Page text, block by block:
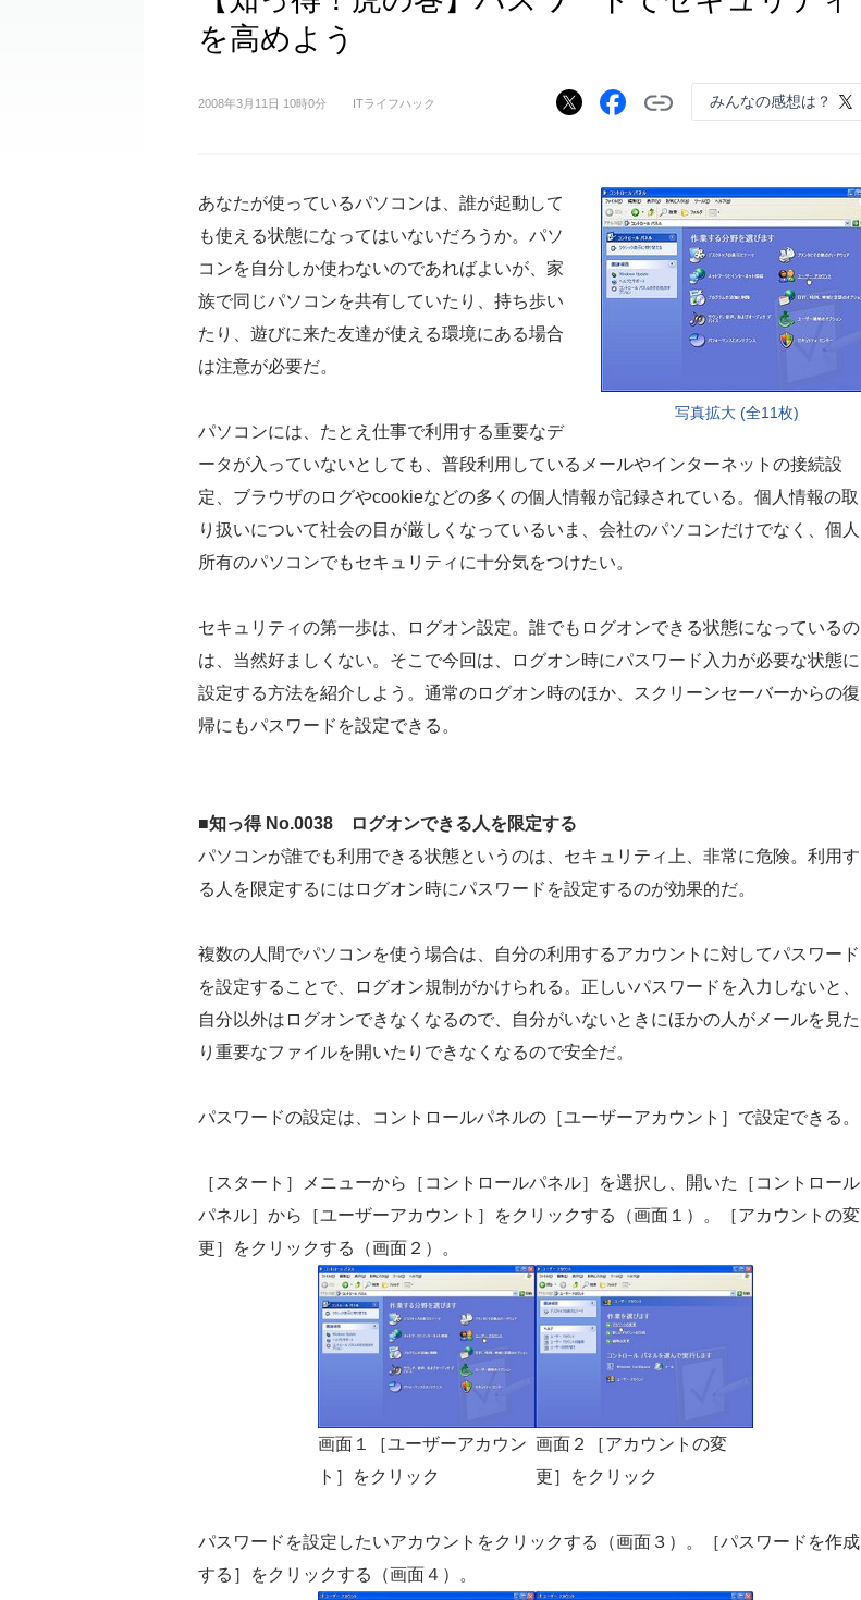
を高めよう
2008年3月11日 10時0分 ITライフハック みんなの感想は？
写真拡大 (全11枚)
あなたが使っているパソコンは、誰が起動して
も使える状態になってはいないだろうか。パソ
コンを自分しか使わないのであればよいが、家
族で同じパソコンを共有していたり、持ち歩い
たり、遊びに来た友達が使える環境にある場合
は注意が必要だ。
パソコンには、たとえ仕事で利用する重要なデ
ータが入っていないとしても、普段利用しているメールやインターネットの接続設
定、ブラウザのログやcookieなどの多くの個人情報が記録されている。個人情報の取
り扱いについて社会の目が厳しくなっているいま、会社のパソコンだけでなく、個人
所有のパソコンでもセキュリティに十分気をつけたい。
セキュリティの第一歩は、ログオン設定。誰でもログオンできる状態になっているの
は、当然好ましくない。そこで今回は、ログオン時にパスワード入力が必要な状態に
設定する方法を紹介しよう。通常のログオン時のほか、スクリーンセーバーからの復
帰にもパスワードを設定できる。
■知っ得 No.0038 ログオンできる人を限定する
パソコンが誰でも利用できる状態というのは、セキュリティ上、非常に危険。利用す
る人を限定するにはログオン時にパスワードを設定するのが効果的だ。
複数の人間でパソコンを使う場合は、自分の利用するアカウントに対してパスワード
を設定することで、ログオン規制がかけられる。正しいパスワードを入力しないと、
自分以外はログオンできなくなるので、自分がいないときにほかの人がメールを見た
り重要なファイルを開いたりできなくなるので安全だ。
パスワードの設定は、コントロールパネルの［ユーザーアカウント］で設定できる。
［スタート］メニューから［コントロールパネル］を選択し、開いた［コントロール
パネル］から［ユーザーアカウント］をクリックする（画面１）。［アカウントの変
更］をクリックする（画面２）。
画面１［ユーザーアカウン
ト］をクリック
画面２［アカウントの変
更］をクリック
パスワードを設定したいアカウントをクリックする（画面３）。［パスワードを作成
する］をクリックする（画面４）。